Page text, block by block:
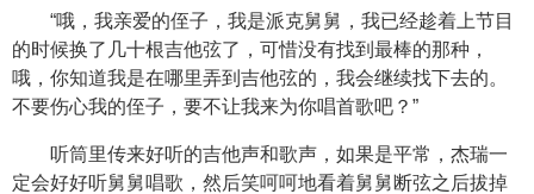
“哦，我亲爱的侄子，我是派克舅舅，我已经趁着上节目
的时候换了几十根吉他弦了，可惜没有找到最棒的那种，
哦，你知道我是在哪里弄到吉他弦的，我会继续找下去的。
不要伤心我的侄子，要不让我来为你唱首歌吧？”
听筒里传来好听的吉他声和歌声，如果是平常，杰瑞一
定会好好听舅舅唱歌，然后笑呵呵地看着舅舅断弦之后拔掉